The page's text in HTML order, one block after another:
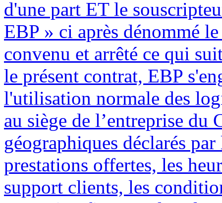
d'une part ET le
EBP » ci après dénommé
convenu et arrêté ce qui
le présent contrat, EBP
l'utilisation normale des
au siège de l’entreprise du
géographiques déclarés par le client. La nature des prestations offertes, les heures d’ouverture du service support clients, les conditions tarifaires et les niveaux de prestation figurent dans les documents annexes sur le site http://www.ebp.com/services/accueil.html ainsi que sur les devis et factures émises constituant les Conditions Particulières. Ces conditions sont valables pour toute la durée de la période contractuelle. Les modifications tarifaires éventuelles sont portées à la connaissance des clients d’abord sur le site internet www.ebp.com avec un préavis minimum de trois mois soit au plus tard le 1 er juin de chaque année pour une prise d’effet à compter du 1 er septembre de chaque année. Les tarifs sont enfin rappelés sur la facture de renouvellement au minimum 15 jours avant l’échéance du contrat.6 Article 2. Exécution, durée du contrat et rétractation Le présent contrat, ses annexes et ses Conditions Particulières, à l'exclusion de tout autre document, définissent toutes les conditions auxquelles sont fournis les services d’EBP. Le présent contrat entre en vigueur à sa souscription et est conclu par période d’une année à compter de son acceptation. Il est renouvelable annuellement par tacite reconduction pour une nouvelle durée de un an. La résiliation du contrat par l'une ou l'autre des parties devra être faite par lettre recommandée AR au moins 1 mois avant son échéance qui est la date anniversaire de sa souscription initiale. En conformité avec l’article L. 121-20.2 du Code de la consommation, le client est informé qu’il ne peut pas exercer son « droit de rétractation », auquel il renonce expressément. Et ce, dans la mesure où le présent contrat de services trouve un commencement d’exécution immédiatement à compter de l’acception du présent contrat qui est présumé se faire de façon concomitante avec sa souscription et/ou son règlement. Le client ayant un accès immédiat à tous les services du contrat. Article 3. Résiliation anticipée et règlement judiciaire 3.1.EBP pourra résilier de plein droit et sans préavis